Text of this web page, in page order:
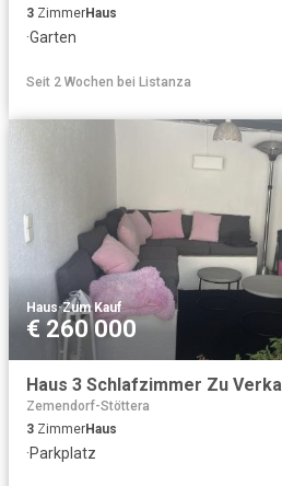
3 ZimmerHaus
·Garten
Seit 2 Wochen bei Listanza
Haus·Zum Kauf
€ 260 000
Zemendorf-Stöttera
3 ZimmerHaus
·Parkplatz